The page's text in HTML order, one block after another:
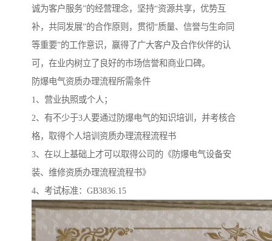
诚为客户服务”的经营理念，坚持“资源共享，优势互
补，共同发展”的合作原则，贯彻“质量、信誉与生命同
等重要”的工作意识，赢得了广大客户及合作伙伴的认
可，在业内树立了良好的市场信誉和商业口碑。
防爆电气资质办理流程所需条件
1、营业执照或个人；
2、有不少于3人要通过防爆电气的知识培训，并考核合
格，取得个人培训资质办理流程流程书
3、在以上基础上才可以取得公司的《防爆电气设备安
装、维修资质办理流程流程书》
4、考试标准：GB3836.15